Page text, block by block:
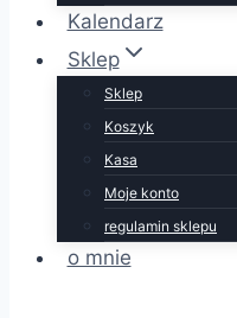
Kalendarz
Sklep
Sklep
Koszyk
Kasa
Moje konto
regulamin sklepu
o mnie